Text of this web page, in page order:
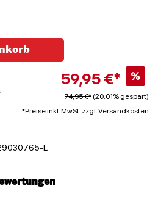
59,95 €* %
74,95 €* (20.01% gespart)
*Preise inkl. MwSt. zzgl. Versandkosten
L